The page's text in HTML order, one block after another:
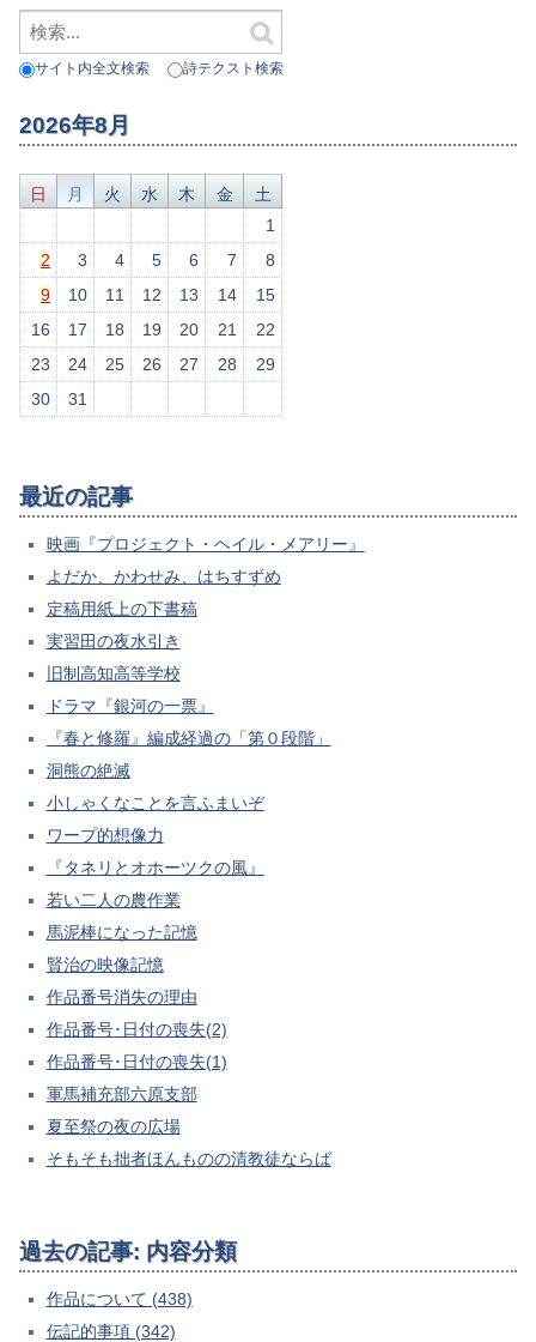
サイト内全文検索 詩テクスト検索
2026年8月
日 月 火 水 木 金
土
1
2
3 4 5 6 7
8
9
10 11 12 13 14
15
16
17 18 19 20 21
22
23
24 25 26 27 28
29
30
31
最近の記事
映画『プロジェクト・ヘイル・メアリー』
よだか、かわせみ、はちすずめ
定稿用紙上の下書稿
実習田の夜水引き
旧制高知高等学校
ドラマ『銀河の一票』
『春と修羅』編成経過の「第０段階」
洞熊の絶滅
小しゃくなことを言ふまいぞ
ワープ的想像力
『タネリとオホーツクの風』
若い二人の農作業
馬泥棒になった記憶
賢治の映像記憶
作品番号消失の理由
作品番号･日付の喪失(2)
作品番号･日付の喪失(1)
軍馬補充部六原支部
夏至祭の夜の広場
そもそも拙者ほんものの清教徒ならば
過去の記事: 内容分類
作品について (438)
伝記的事項 (342)